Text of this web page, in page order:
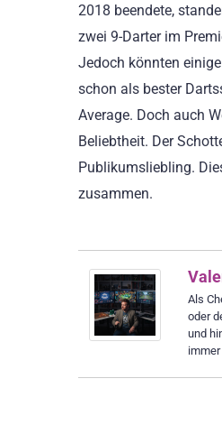
2018 beendete,
zwei 9-Darter im
Jedoch könnten
schon als bester
Average. Doch auch
Beliebtheit. Der
Publikumsliebling.
zusammen.
Als
oder
und